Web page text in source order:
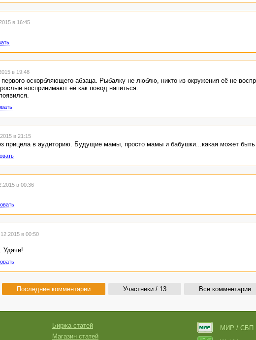
в 16:45
в 19:48
оскорбляющего абзаца. Рыбалку не люблю, никто из окружения её не
воспринимают её как повод напиться.
в 21:15
прицела в аудиторию. Будущие мамы, просто мамы и бабушки...какая может быть
в 00:36
в 00:50
Удачи!
Последние комментарии Участники / 13 Все комментарии
Биржа статей
Магазин статей
МИР / СБП